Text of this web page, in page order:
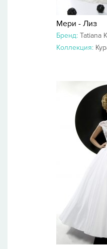
Мери - Лиз
Бренд: Tatiana
Коллекция: